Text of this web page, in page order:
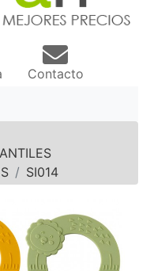
Contacto
SI014